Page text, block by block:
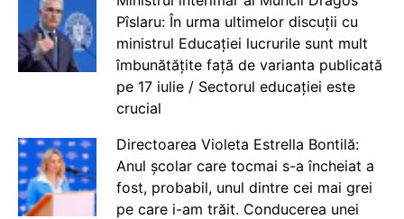
Pîslaru: În urma ultimelor discuții cu
ministrul Educației lucrurile sunt mult
îmbunătățite față de varianta publicată
pe 17 iulie / Sectorul educației este
crucial
Directoarea Violeta Estrella Bontilă:
Anul școlar care tocmai s-a încheiat a
fost, probabil, unul dintre cei mai grei
pe care i-am trăit. Conducerea unei